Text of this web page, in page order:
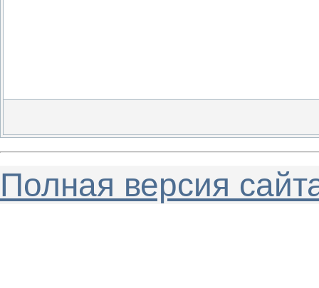
Полная версия